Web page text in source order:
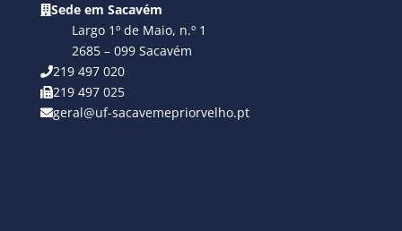
Sede em Sacavém
Largo 1º de Maio, n.º 1
2685 – 099 Sacavém
219 497 020
219 497 025
geral@uf-sacavemepriorvelho.pt